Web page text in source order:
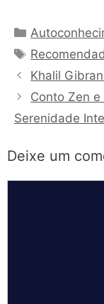
Categorias
Tags
Khalil
Conto Zen
Serenidade
Deixe um